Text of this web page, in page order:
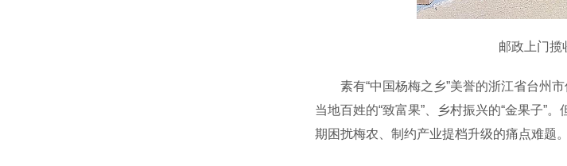
邮政上门
素有“中国杨梅之乡”美誉的浙江省台州市
当地百姓的“致富果”、乡村振兴的“金果子”
期困扰梅农、制约产业提档升级的痛点难题。